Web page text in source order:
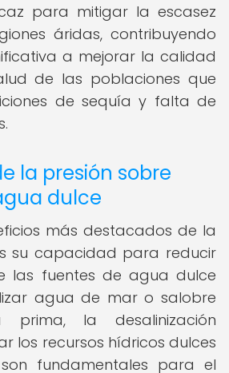
para mitigar la escasez
áridas, contribuyendo
a mejorar la calidad
de las poblaciones que
de sequía y falta de
la presión sobre
dulce
más destacados de la
su capacidad para reducir
las fuentes de agua dulce
agua de mar o salobre
prima, la desalinización
los recursos hídricos dulces
fundamentales para el